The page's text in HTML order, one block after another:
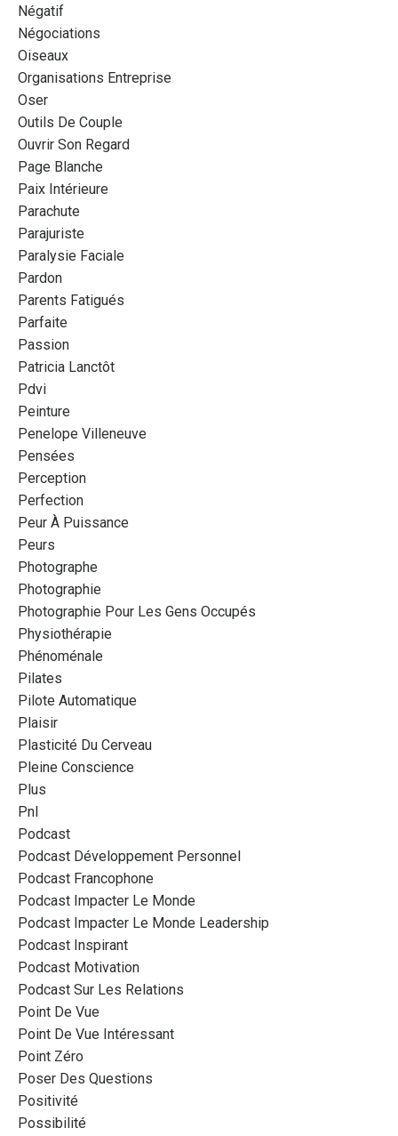
Négatif
Négociations
Oiseaux
Organisations Entreprise
Oser
Outils De Couple
Ouvrir Son Regard
Page Blanche
Paix Intérieure
Parachute
Parajuriste
Paralysie Faciale
Pardon
Parents Fatigués
Parfaite
Passion
Patricia Lanctôt
Pdvi
Peinture
Penelope Villeneuve
Pensées
Perception
Perfection
Peur À Puissance
Peurs
Photographe
Photographie
Photographie Pour Les Gens Occupés
Physiothérapie
Phénoménale
Pilates
Pilote Automatique
Plaisir
Plasticité Du Cerveau
Pleine Conscience
Plus
Pnl
Podcast
Podcast Développement Personnel
Podcast Francophone
Podcast Impacter Le Monde
Podcast Impacter Le Monde Leadership
Podcast Inspirant
Podcast Motivation
Podcast Sur Les Relations
Point De Vue
Point De Vue Intéressant
Point Zéro
Poser Des Questions
Positivité
Possibilité